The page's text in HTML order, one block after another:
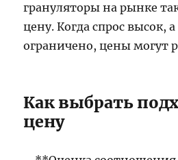
грануляторы на рынке
цену. Когда спрос высок,
ограничено, цены могут
Как выбрать
цену